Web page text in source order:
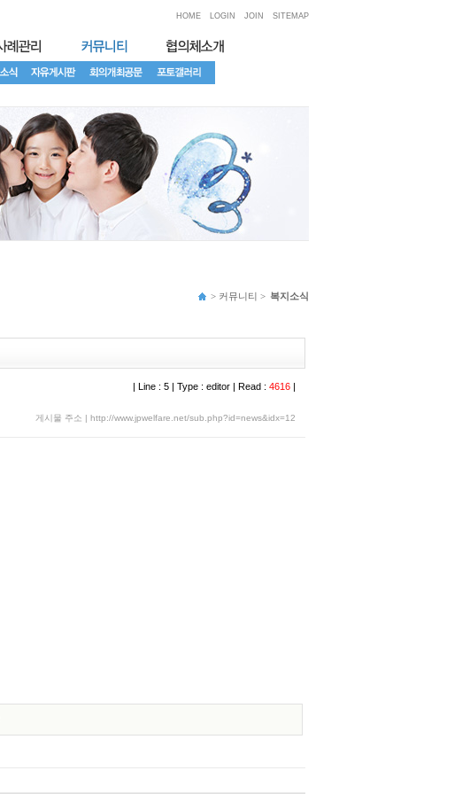
HOME LOGIN JOIN SITEMAP
> 커뮤니티 > 복지소식
| Line : 5 | Type : editor | Read :4616
게시물 주소 | http://www.jpwelfare.net/sub.php?id=news&idx=12